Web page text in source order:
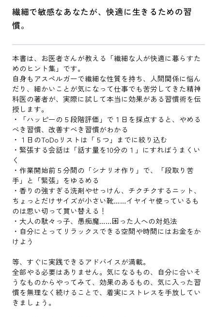
繊細で敏感なあなたが、快適に生きるための習
慣。
本書は、お医者さんが教える「繊細な人が快適に暮らすた
めのヒント集」です。
自身もアスペルガーで繊細な性質を持ち、人間関係に悩ん
だり、細かいことが気になって仕事でも苦労してきた精神
科医の著者が、実際に試して本当に効果がある習慣術を伝
授します。
・「ハッピーの５段階評価」で１日を採点すると、やめる
べき習慣、改善すべき習慣がわかる
・１日のToDoリストは「５つ」までに絞り込む
・緊張する会話は「話す量を10分の１」にすればうまくい
く
・作業開始前５分間の「シナリオ作り」で、「段取り苦
手」と「緊張」をゆるめる
・香りの強すぎる洗剤やせっけん、チクチクするニット、
ちょっとだけサイズが小さい靴……イヤイヤ使っているも
のは思い切って買い替える！
・大人の駄々っ子、愚痴魔……困った人への対処法
・自分にとってリラックスできる空間や時間にはお金をか
けよう
等、すぐに実践できるアドバイスが満載。
全部やる必要はありません。気になるもの、自分に合いそ
うなものからやってみて、効果のあるもの、気に入った習
慣を無理なく続けることで、着実にストレスを手放してい
きましょう。